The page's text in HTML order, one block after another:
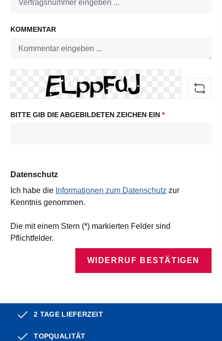
KOMMENTAR
BITTE GIB DIE ABGEBILDETEN ZEICHEN EIN *
Datenschutz
Ich habe die Informationen zum Datenschutz zur
Kenntnis genommen.
Die mit einem Stern (*) markierten Felder sind
Pflichtfelder.
WIDERRUF BESTÄTIGEN
2 TAGE LIEFERZEIT
TOPQUALITÄT